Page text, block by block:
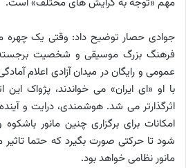
مهم «توجه به گرایش های مختلف» است.
جوادی حصار توضیح داد: وقتی یک چهره
فرهنگ بزرگ موسیقی و شخصیت
عمومی و رایگان در میدان آزادی اعلام
اثرگذارتر می شد. هوشمندی، درایت و
امکانات برای برگزاری چنین مانور
شود تا حرکتی صورت بگیرد که حتما تاثیر
مانور نظامی خواهد بود.